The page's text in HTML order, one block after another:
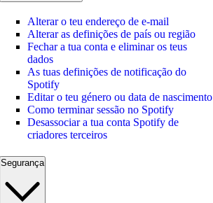
Alterar o teu endereço de e-mail
Alterar as definições de país ou região
Fechar a tua conta e eliminar os teus
dados
As tuas definições de notificação do
Spotify
Editar o teu género ou data de nascimento
Como terminar sessão no Spotify
Desassociar a tua conta Spotify de
criadores terceiros
Segurança